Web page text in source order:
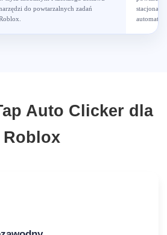
do powtarzalnych zadań
Auto Clicker dla
Roblox